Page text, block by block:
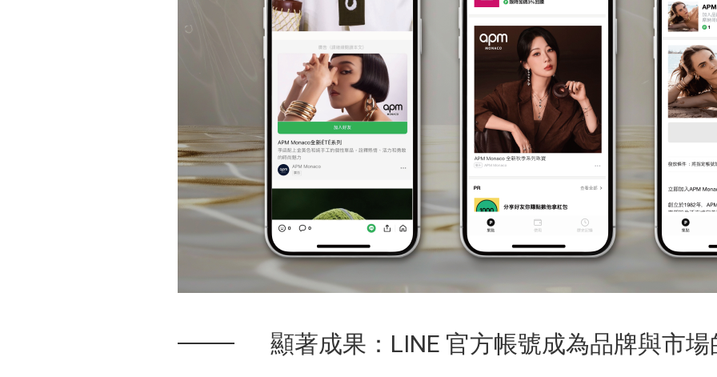
顯著成果：LINE 官方帳號成為品牌與市